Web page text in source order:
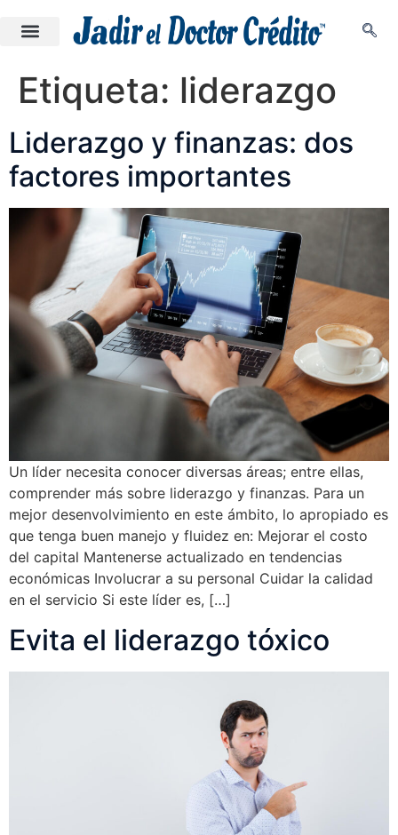
Etiqueta: liderazgo
Liderazgo y finanzas: dos
factores importantes
Un líder necesita conocer diversas áreas; entre ellas,
comprender más sobre liderazgo y finanzas. Para un
mejor desenvolvimiento en este ámbito, lo apropiado es
que tenga buen manejo y fluidez en: Mejorar el costo
del capital Mantenerse actualizado en tendencias
económicas Involucrar a su personal Cuidar la calidad
en el servicio Si este líder es, […]
Evita el liderazgo tóxico